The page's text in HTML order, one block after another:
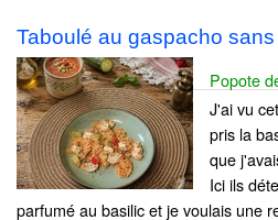
Taboulé au gaspacho
Popote
J'ai vu
pris la
que
Ici ils
parfumé au basilic et je voulais une